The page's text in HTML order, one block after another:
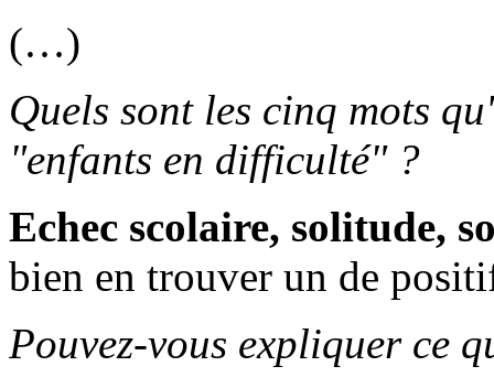
(…)
Quels sont les cinq mots
"enfants en difficulté" ?
Echec scolaire, solitude,
bien en trouver un de
Pouvez-vous expliquer ce